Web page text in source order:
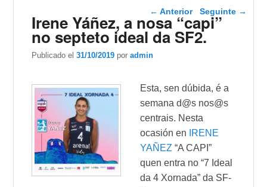
Navegador de artigos
← Anterior Seguinte →
Irene Yáñez, a nosa “capi”
no septeto ideal da SF2.
Publicado el31/10/2019 poradmin
Esta, sen dúbida, é a
semana d@s nos@s
centrais. Nesta
ocasión en
IRENE
YAÑEZ “A CAPI”
quen entra no “7 Ideal
da 4 Xornada” da SF-